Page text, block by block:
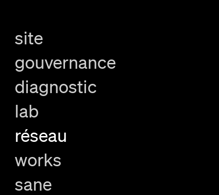
site
gouvernance
diagnostic
lab
réseau
works
sane